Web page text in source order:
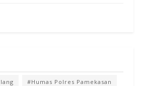
#Humas Polres Pamekasan